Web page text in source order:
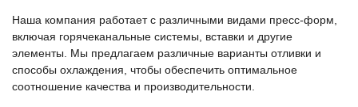
Наша компания работает с различными видами пресс-форм,
включая горячеканальные системы, вставки и другие
элементы. Мы предлагаем различные варианты отливки и
способы охлаждения, чтобы обеспечить оптимальное
соотношение качества и производительности.